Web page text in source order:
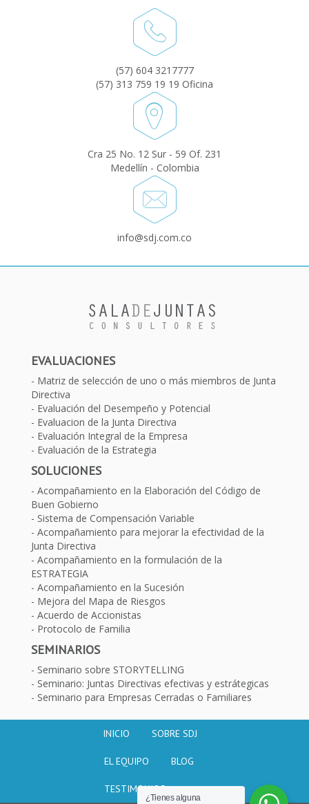
(57) 604 3217777
(57) 313 759 19 19 Oficina
Cra 25 No. 12 Sur - 59 Of. 231
Medellín - Colombia
info@sdj.com.co
EVALUACIONES
Matriz de selección de uno o más miembros de Junta
Directiva
Evaluación del Desempeño y Potencial
Evaluacion de la Junta Directiva
Evaluación Integral de la Empresa
Evaluación de la Estrategia
SOLUCIONES
Acompañamiento en la Elaboración del Código de
Buen Gobierno
Sistema de Compensación Variable
Acompañamiento para mejorar la efectividad de la
Junta Directiva
Acompañamiento en la formulación de la
ESTRATEGIA
Acompañamiento en la Sucesión
Mejora del Mapa de Riesgos
Acuerdo de Accionistas
Protocolo de Familia
SEMINARIOS
Seminario sobre STORYTELLING
Seminario: Juntas Directivas efectivas y estrátegicas
Seminario para Empresas Cerradas o Familiares
INICIO SOBRE SDJ
EL EQUIPO BLOG
TESTIMONIOS
¿Tienes alguna